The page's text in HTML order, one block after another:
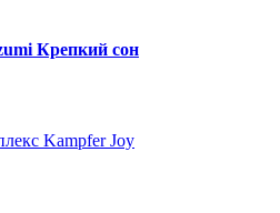
Крепкий сон